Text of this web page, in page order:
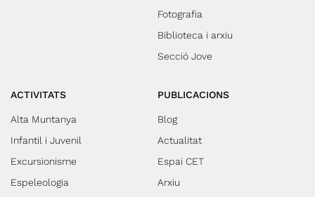
Fotografia
Biblioteca i arxiu
Secció Jove
ACTIVITATS
Alta Muntanya
Infantil i Juvenil
Excursionisme
Espeleologia
PUBLICACIONS
Blog
Actualitat
Espai CET
Arxiu